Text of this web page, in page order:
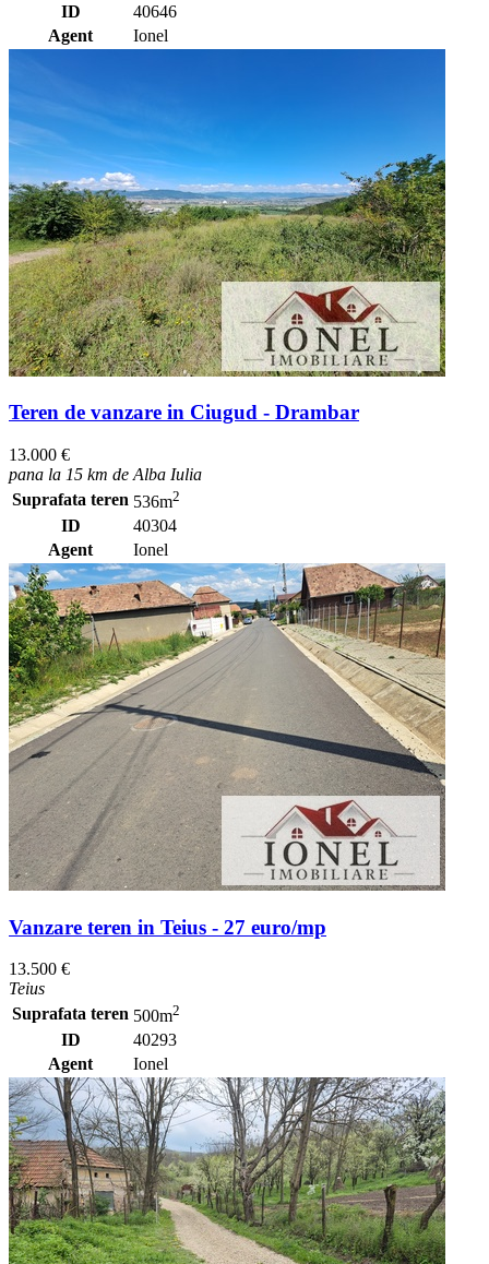
ID
40646
Agent
Ionel
Teren de vanzare in Ciugud - Drambar
13.000 €
pana la 15 km de Alba Iulia
Suprafata teren 536m2
ID
40304
Agent
Ionel
Vanzare teren in Teius - 27 euro/mp
13.500 €
Teius
Suprafata teren 500m2
ID
40293
Agent
Ionel